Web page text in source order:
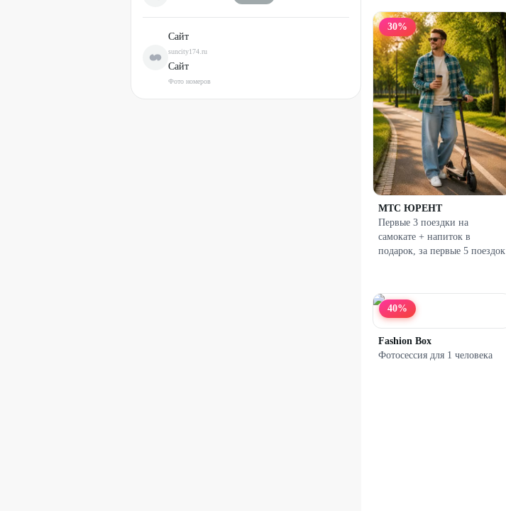
Сайт
suncity174.ru
Сайт
Фото номеров
30%
МТС ЮРЕНТ
Первые 3 поездки на
самокате + напиток в
подарок, за первые 5 поездок
40%
Fashion Box
Фотосессия для 1 человека